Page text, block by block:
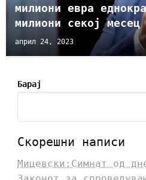
милиони евра
милиони секој месец
април 24, 2023
Барај
Скорешни написи
Мицевски:Симнат од